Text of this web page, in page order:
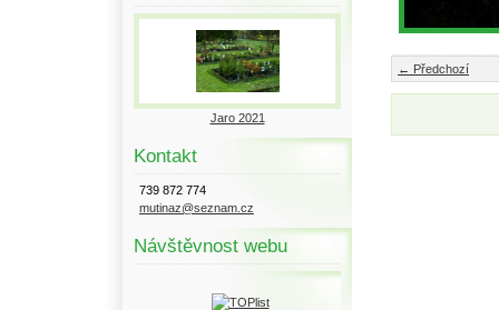
Jaro 2021
Kontakt
739 872 774
mutinaz@seznam.cz
Návštěvnost webu
← Předchozí